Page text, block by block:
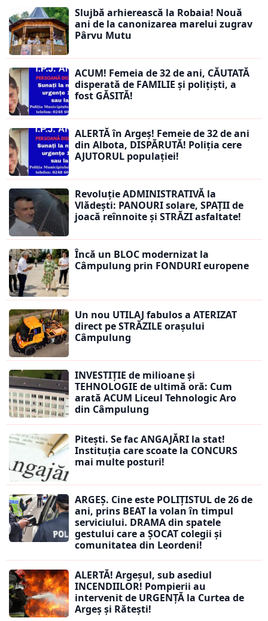
Slujbă arhierească la Robaia! Nouă
ani de la canonizarea marelui zugrav
Pârvu Mutu
ACUM! Femeia de 32 de ani, CĂUTATĂ
disperată de FAMILIE și polițiști, a
fost GĂSITĂ!
ALERTĂ în Argeș! Femeie de 32 de ani
din Albota, DISPĂRUTĂ! Poliția cere
AJUTORUL populației!
Revoluție ADMINISTRATIVĂ la
Vlădești: PANOURI solare, SPAȚII de
joacă reînnoite și STRĂZI asfaltate!
Încă un BLOC modernizat la
Câmpulung prin FONDURI europene
Un nou UTILAJ fabulos a ATERIZAT
direct pe STRĂZILE orașului
Câmpulung
INVESTIȚIE de milioane și
TEHNOLOGIE de ultimă oră: Cum
arată ACUM Liceul Tehnologic Aro
din Câmpulung
Pitești. Se fac ANGAJĂRI la stat!
Instituția care scoate la CONCURS
mai multe posturi!
ARGEȘ. Cine este POLIȚISTUL de 26 de
ani, prins BEAT la volan în timpul
serviciului. DRAMA din spatele
gestului care a ȘOCAT colegii și
comunitatea din Leordeni!
ALERTĂ! Argeșul, sub asediul
INCENDIILOR! Pompierii au
intervenit de URGENȚĂ la Curtea de
Argeș și Rătești!